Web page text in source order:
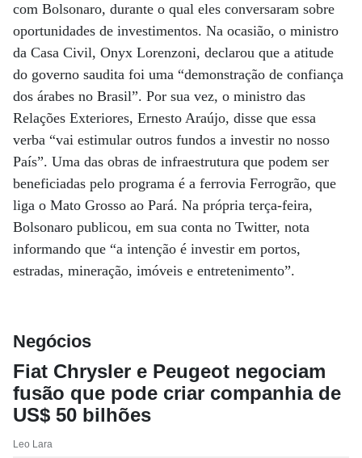
com Bolsonaro, durante o qual eles conversaram sobre
oportunidades de investimentos. Na ocasião, o ministro
da Casa Civil, Onyx Lorenzoni, declarou que a atitude
do governo saudita foi uma “demonstração de confiança
dos árabes no Brasil”. Por sua vez, o ministro das
Relações Exteriores, Ernesto Araújo, disse que essa
verba “vai estimular outros fundos a investir no nosso
País”. Uma das obras de infraestrutura que podem ser
beneficiadas pelo programa é a ferrovia Ferrogrão, que
liga o Mato Grosso ao Pará. Na própria terça-feira,
Bolsonaro publicou, em sua conta no Twitter, nota
informando que “a intenção é investir em portos,
estradas, mineração, imóveis e entretenimento”.
Negócios
Fiat Chrysler e Peugeot negociam
fusão que pode criar companhia de
US$ 50 bilhões
Leo Lara